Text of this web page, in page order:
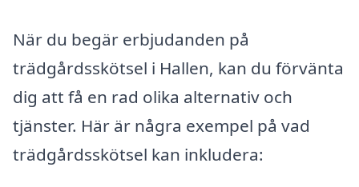
När du begär erbjudanden på
trädgårdsskötsel i Hallen, kan du förvänta
dig att få en rad olika alternativ och
tjänster. Här är några exempel på vad
trädgårdsskötsel kan inkludera: